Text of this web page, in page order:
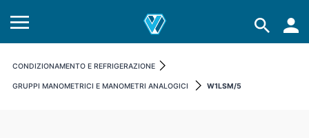
CONDIZIONAMENTO E REFRIGERAZIONE
GRUPPI MANOMETRICI E MANOMETRI ANALOGICI W1LSM/5